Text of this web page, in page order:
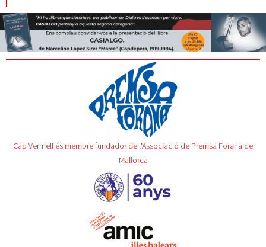
Cap Vermell és membre fundador de l'Associació de Premsa Forana de
Mallorca